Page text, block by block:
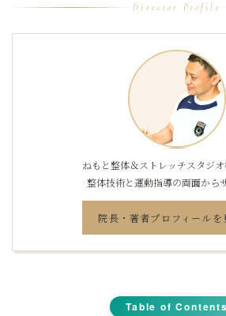
Director Profile
ねもと整体＆ストレッチスタジオ
整体技術と運動指導の両面から
院長・著者プロフィールを
Table of Contents